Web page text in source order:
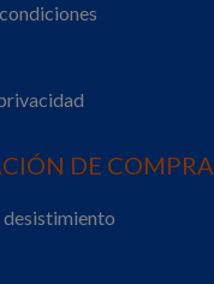
DE COMPRA
desistimiento